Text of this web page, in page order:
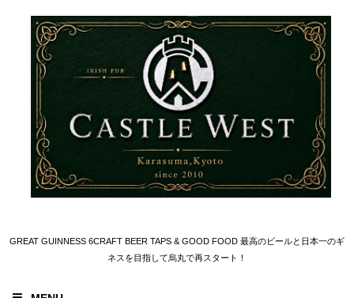
GREAT GUINNESS 6CRAFT BEER TAPS & GOOD FOOD 最高のビールと日本一のギ
ネスを目指して烏丸で再スタート！